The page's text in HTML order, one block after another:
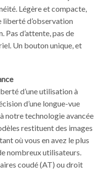
Légère et compacte,
liberté d’observation
Pas d’attente, pas de
Un bouton unique, et
d’une utilisation à
d’une longue-vue
notre technologie avancée
restituent des images
où vous en avez le plus
nombreux utilisateurs.
coudé (AT) ou droit